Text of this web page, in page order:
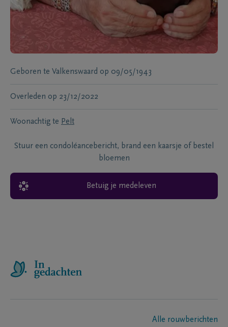
Geboren te Valkenswaard op 09/05/1943
Overleden op 23/12/2022
Woonachtig te Pelt
Stuur een condoléancebericht, brand een kaarsje of bestel
bloemen
Betuig je medeleven
Alle rouwberichten